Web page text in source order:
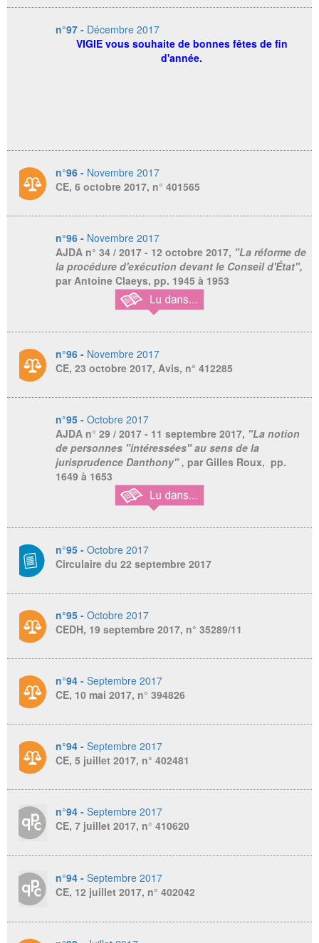
n°97 - Décembre 2017
VIGIE vous souhaite de bonnes fêtes de fin
d'année.
n°96 - Novembre 2017
CE, 6 octobre 2017, n° 401565
n°96 - Novembre 2017
AJDA n° 34 / 2017 - 12 octobre 2017, "La réforme de
la procédure d'exécution devant le Conseil d'État",
par Antoine Claeys, pp. 1945 à 1953
n°96 - Novembre 2017
CE, 23 octobre 2017, Avis, n° 412285
n°95 - Octobre 2017
AJDA n° 29 / 2017 - 11 septembre 2017, "La notion
de personnes "intéressées" au sens de la
jurisprudence Danthony" , par Gilles Roux, pp.
1649 à 1653
n°95 - Octobre 2017
Circulaire du 22 septembre 2017
n°95 - Octobre 2017
CEDH, 19 septembre 2017, n° 35289/11
n°94 - Septembre 2017
CE, 10 mai 2017, n° 394826
n°94 - Septembre 2017
CE, 5 juillet 2017, n° 402481
n°94 - Septembre 2017
CE, 7 juillet 2017, n° 410620
n°94 - Septembre 2017
CE, 12 juillet 2017, n° 402042